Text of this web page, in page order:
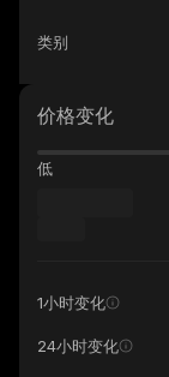
类别
价格变化
低
1小时变化
24小时变化